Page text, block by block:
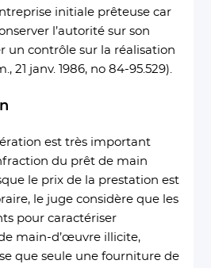
initiale prêteuse car
l’autorité sur son
un contrôle sur la réalisation
21 janv. 1986, no 84-95.529).
est très important
du prêt de main
le prix de la prestation est
le juge considère que les
pour caractériser
main-d’œuvre illicite,
que seule une fourniture de